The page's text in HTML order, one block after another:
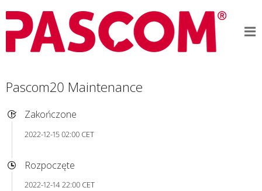
Pascom20 Maintenance
Zakończone
2022-12-15 02:00 CET
Rozpoczęte
2022-12-14 22:00 CET